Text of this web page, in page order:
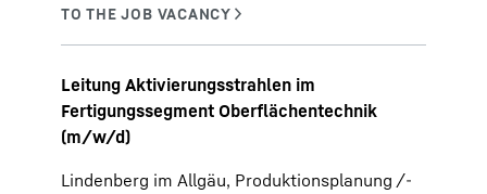
Leitung Aktivierungsstrahlen im
Fertigungssegment Oberflächentechnik
(m/w/d)
Lindenberg im Allgäu, Produktionsplanung /-